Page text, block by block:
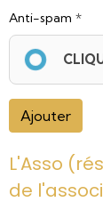
Anti-spam
Ajouter
L'Asso
de